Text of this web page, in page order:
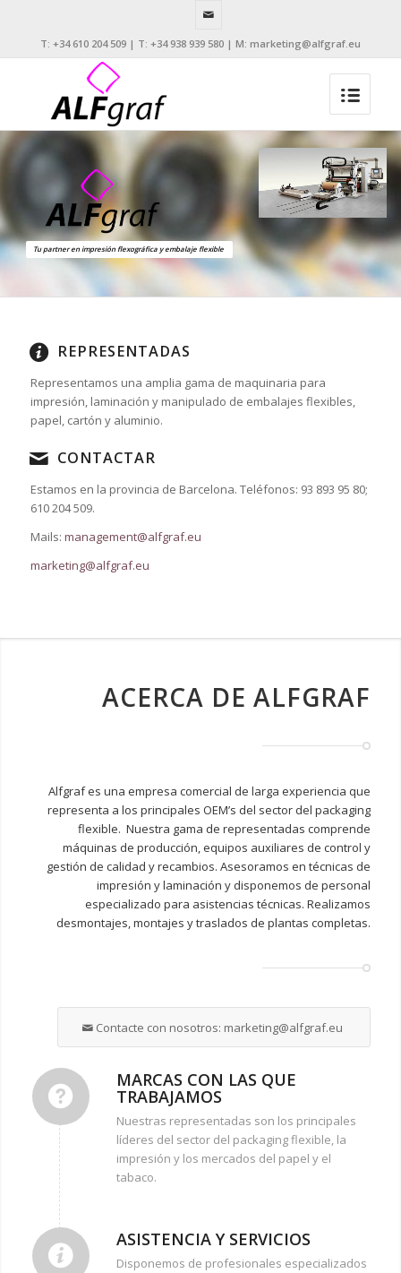
T: +34 610 204 509 | T: +34 938 939 580 | M: marketing@alfgraf.eu
Tu partner en impresión flexográfica y embalaje flexible
REPRESENTADAS
Representamos una amplia gama de maquinaria para
impresión, laminación y manipulado de embalajes flexibles,
papel, cartón y aluminio.
CONTACTAR
Estamos en la provincia de Barcelona. Teléfonos: 93 893 95 80;
610 204 509.
Mails: management@alfgraf.eu
marketing@alfgraf.eu
ACERCA DE ALFGRAF
Alfgraf es una empresa comercial de larga experiencia que
representa a los principales OEM’s del sector del packaging
flexible. Nuestra gama de representadas comprende
máquinas de producción, equipos auxiliares de control y
gestión de calidad y recambios. Asesoramos en técnicas de
impresión y laminación y disponemos de personal
especializado para asistencias técnicas. Realizamos
desmontajes, montajes y traslados de plantas completas.
Contacte con nosotros: marketing@alfgraf.eu
MARCAS CON LAS QUE
TRABAJAMOS
Nuestras representadas son los principales
líderes del sector del packaging flexible, la
impresión y los mercados del papel y el
tabaco.
ASISTENCIA Y SERVICIOS
Disponemos de profesionales especializados